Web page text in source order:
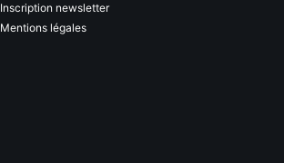
Inscription newsletter
Mentions légales